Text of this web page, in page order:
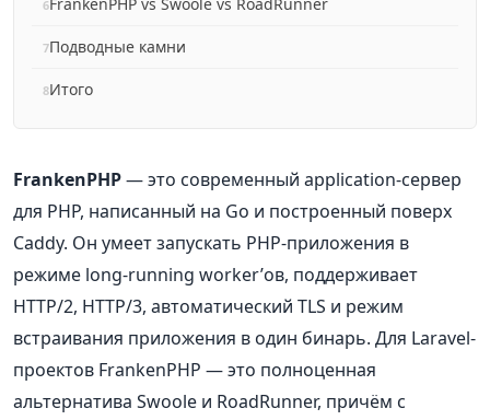
Подводные камни
Итого
FrankenPHP— это современный application-сервер
для PHP, написанный на Go и построенный поверх
Caddy. Он умеет запускать PHP-приложения в
режиме long-running worker’ов, поддерживает
HTTP/2, HTTP/3, автоматический TLS и режим
встраивания приложения в один бинарь. Для Laravel-
проектов FrankenPHP — это полноценная
альтернатива Swoole и RoadRunner, причём с